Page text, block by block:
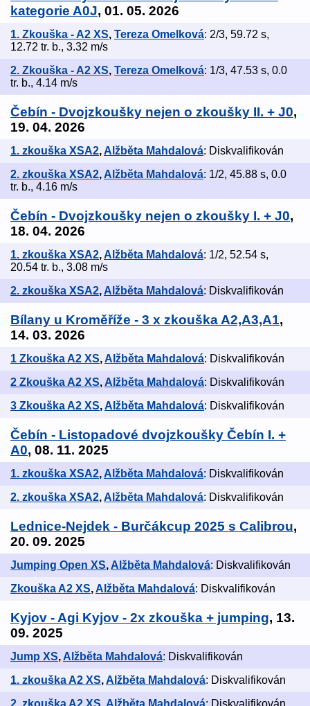
kategorie A0J, 01. 05. 2026
1. Zkouška - A2 XS, Tereza Omelková: 2/3, 59.72 s,
12.72 tr. b., 3.32 m/s
2. Zkouška - A2 XS, Tereza Omelková: 1/3, 47.53 s, 0.0
tr. b., 4.14 m/s
Čebín - Dvojzkoušky nejen o zkoušky II. + J0,
19. 04. 2026
1. zkouška XSA2,Alžběta Mahdalová: Diskvalifikován
2. zkouška XSA2,Alžběta Mahdalová: 1/2, 45.88 s, 0.0
tr. b., 4.16 m/s
Čebín - Dvojzkoušky nejen o zkoušky I. + J0,
18. 04. 2026
1. zkouška XSA2,Alžběta Mahdalová: 1/2, 52.54 s,
20.54 tr. b., 3.08 m/s
2. zkouška XSA2,Alžběta Mahdalová: Diskvalifikován
Bílany u Kroměříže - 3 x zkouška A2,A3,A1,
14. 03. 2026
1 Zkouška A2 XS,Alžběta Mahdalová: Diskvalifikován
2 Zkouška A2 XS,Alžběta Mahdalová: Diskvalifikován
3 Zkouška A2 XS,Alžběta Mahdalová: Diskvalifikován
Čebín - Listopadové dvojzkoušky Čebín I. +
A0, 08. 11. 2025
1. zkouška XSA2,Alžběta Mahdalová: Diskvalifikován
2. zkouška XSA2,Alžběta Mahdalová: Diskvalifikován
Lednice-Nejdek - Burčákcup 2025 s Calibrou,
20. 09. 2025
Jumping Open XS,Alžběta Mahdalová: Diskvalifikován
Zkouška A2 XS,Alžběta Mahdalová: Diskvalifikován
Kyjov - Agi Kyjov - 2x zkouška + jumping, 13.
09. 2025
Jump XS,Alžběta Mahdalová: Diskvalifikován
1. zkouška A2 XS,Alžběta Mahdalová: Diskvalifikován